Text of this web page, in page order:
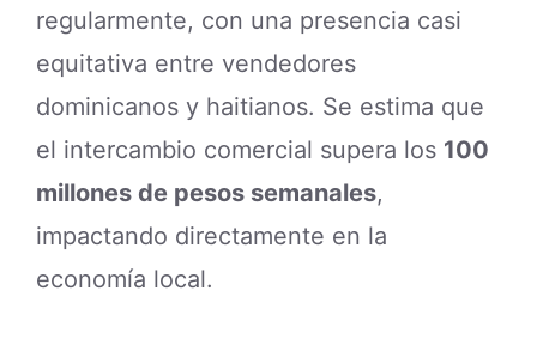
regularmente, con una presencia casi
equitativa entre vendedores
dominicanos y haitianos. Se estima que
el intercambio comercial supera los 100
millones de pesos semanales,
impactando directamente en la
economía local.